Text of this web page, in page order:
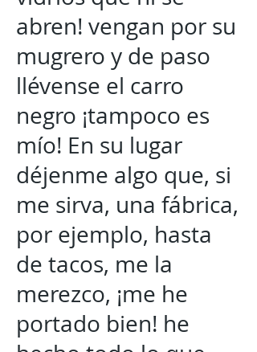
abren! vengan por su
mugrero y de paso
llévense el carro
negro ¡tampoco es
mío! En su lugar
déjenme algo que, si
me sirva, una fábrica,
por ejemplo, hasta
de tacos, me la
merezco, ¡me he
portado bien! he